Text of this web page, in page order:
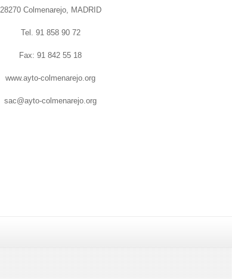
28270 Colmenarejo, MADRID
Tel. 91 858 90 72
Fax: 91 842 55 18
www.ayto-colmenarejo.org
sac@ayto-colmenarejo.org